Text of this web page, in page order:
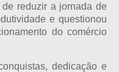
reduzir a jornada de
e questionou
do comércio
dedicação e